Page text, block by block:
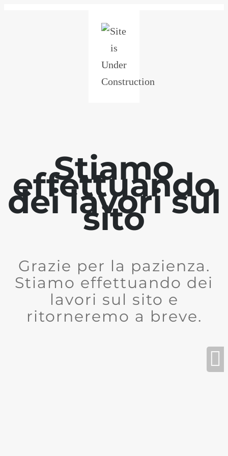
Stiamo
effettuando
dei lavori sul
sito
Grazie per la pazienza.
Stiamo effettuando dei
lavori sul sito e
ritorneremo a breve.